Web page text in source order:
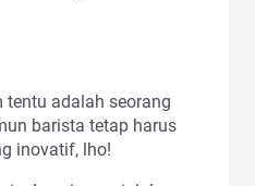
tentu adalah seorang
barista tetap harus
inovatif, lho!